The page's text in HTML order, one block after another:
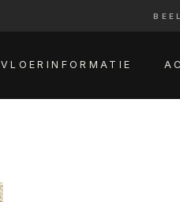
VLOERINFORMATIE